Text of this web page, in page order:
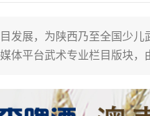
发展，为陕西乃至全国少
体平台武术专业栏目版块